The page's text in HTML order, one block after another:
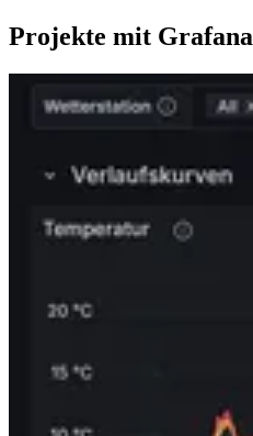
Projekte mit Grafana